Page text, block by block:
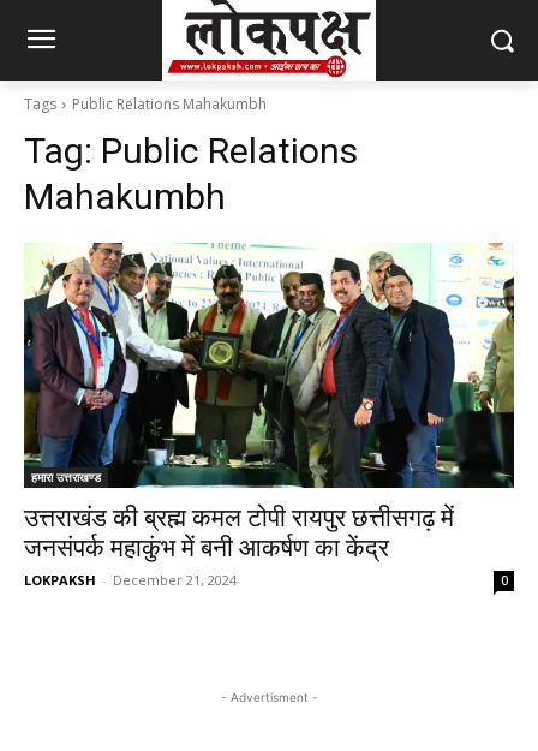
Tags Public Relations Mahakumbh
Tag: Public Relations
Mahakumbh
हमारा उत्तराखण्ड
उत्तराखंड की ब्रह्म कमल टोपी रायपुर छत्तीसगढ़ में
जनसंपर्क महाकुंभ में बनी आकर्षण का केंद्र
LOKPAKSH - December 21, 2024 0
- Advertisment -